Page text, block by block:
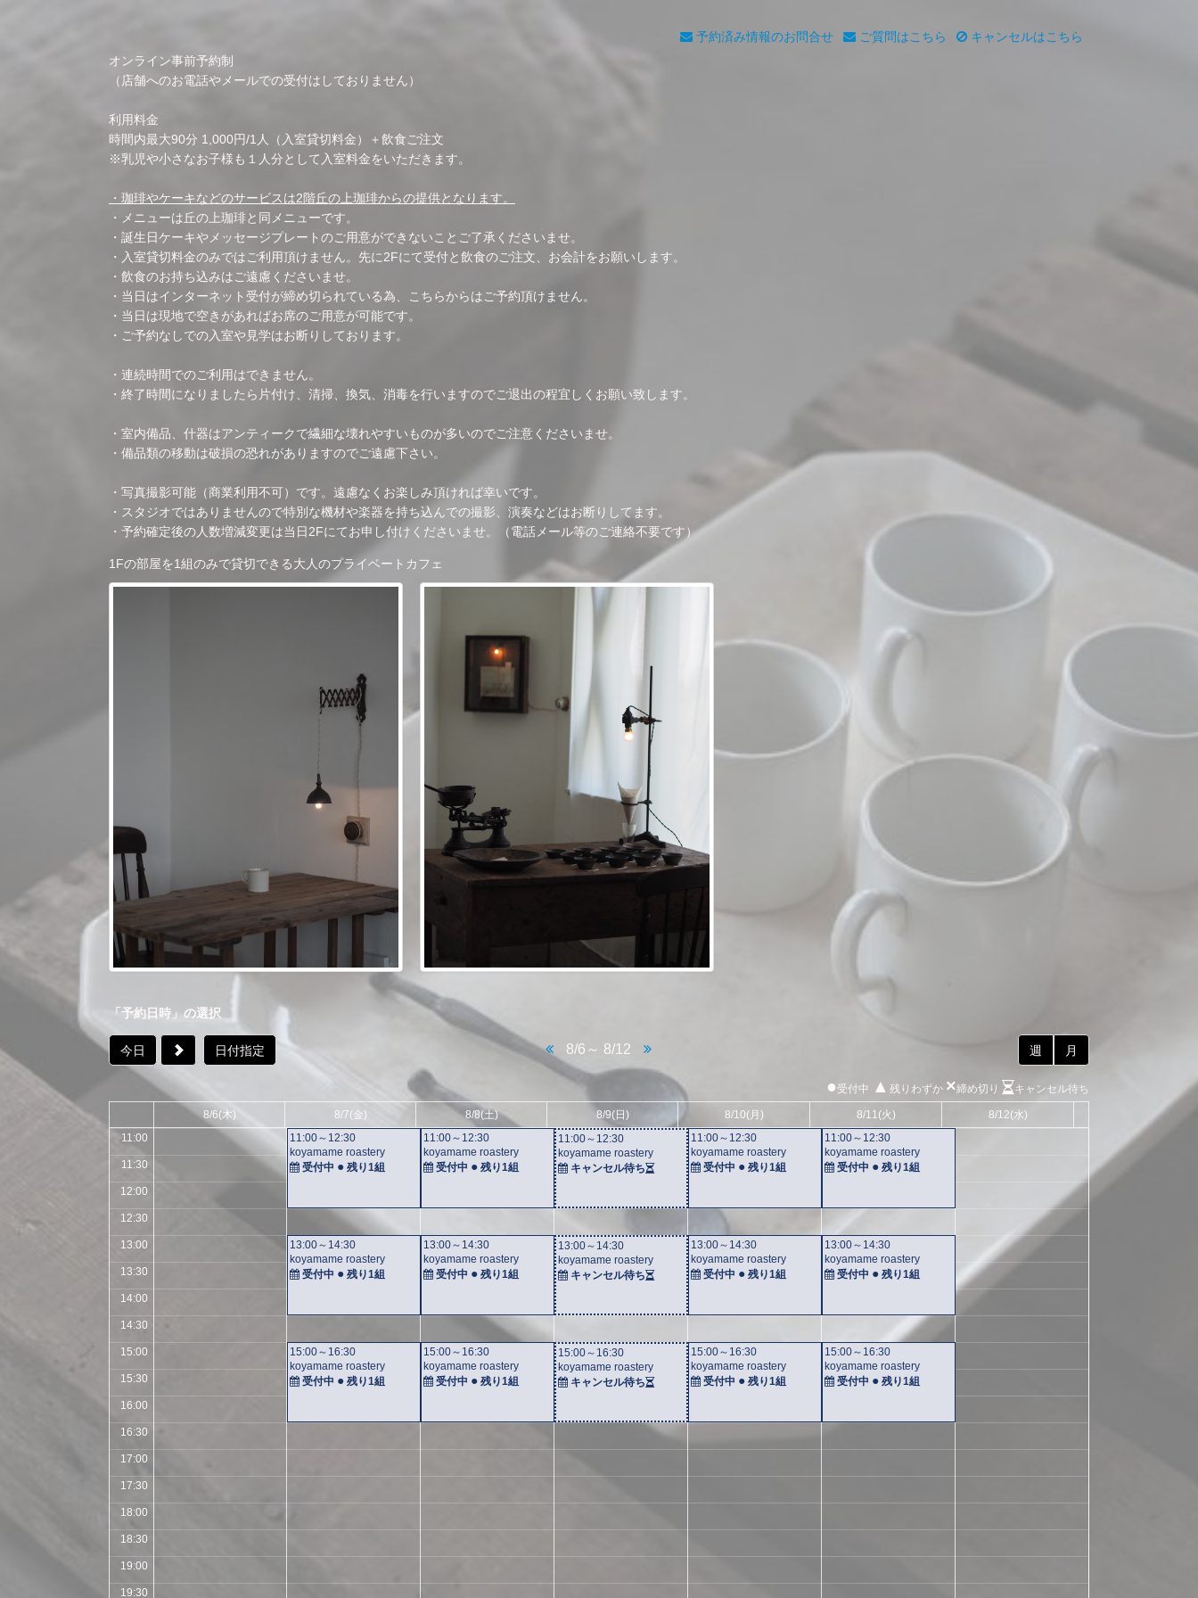
予約済み情報のお問合せ ご質問はこちら
キャンセルはこちら
オンライン事前予約制
（店舗へのお電話やメールでの受付はしておりません）
利用料金
時間内最大90分 1,000円/1人（入室貸切料金）＋飲食ご注文
※乳児や小さなお子様も１人分として入室料金をいただきます。
・珈琲やケーキなどのサービスは2階丘の上珈琲からの提供となります。
・メニューは丘の上珈琲と同メニューです。
・誕生日ケーキやメッセージプレートのご用意ができないことご了承くださいませ。
・入室貸切料金のみではご利用頂けません。先に2Fにて受付と飲食のご注文、お会計をお願いします。
・飲食のお持ち込みはご遠慮くださいませ。
・当日はインターネット受付が締め切られている為、こちらからはご予約頂けません。
・当日は現地で空きがあればお席のご用意が可能です。
・ご予約なしでの入室や見学はお断りしております。
・連続時間でのご利用はできません。
・終了時間になりましたら片付け、清掃、換気、消毒を行いますのでご退出の程宜しくお願い致します。
・室内備品、什器はアンティークで繊細な壊れやすいものが多いのでご注意くださいませ。
・備品類の移動は破損の恐れがありますのでご遠慮下さい。
・写真撮影可能（商業利用不可）です。遠慮なくお楽しみ頂ければ幸いです。
・スタジオではありませんので特別な機材や楽器を持ち込んでの撮影、演奏などはお断りしてます。
・予約確定後の人数増減変更は当日2Fにてお申し付けくださいませ。（電話メール等のご連絡不要です）
1Fの部屋を1組のみで貸切できる大人のプライベートカフェ
「予約日時」の選択
今日 日付指定 8/6～ 8/12 週 月
● 受付中 ▲ 残りわずか ×締め切り キャンセル待ち
8/6(木) 8/7(金) 8/8(土) 8/9(日) 8/10(月) 8/11(火) 8/12(水)
05:30
06:00
06:30
07:00
07:30
08:30
09:30
11:00
11:30
12:00
12:30
13:00
13:30
14:00
14:30
15:00
15:30
16:00
16:30
17:00
17:30
18:00
18:30
19:00
19:30
11:00～12:30
koyamame roastery
受付中 ● 残り1組
13:00～14:30
koyamame roastery
受付中 ● 残り1組
15:00～16:30
koyamame roastery
受付中 ● 残り1組
11:00～12:30
koyamame roastery
受付中 ● 残り1組
13:00～14:30
koyamame roastery
受付中 ● 残り1組
15:00～16:30
koyamame roastery
受付中 ● 残り1組
11:00～12:30
koyamame roastery
キャンセル待ち
13:00～14:30
koyamame roastery
キャンセル待ち
15:00～16:30
koyamame roastery
キャンセル待ち
11:00～12:30
koyamame roastery
受付中 ● 残り1組
13:00～14:30
koyamame roastery
受付中 ● 残り1組
15:00～16:30
koyamame roastery
受付中 ● 残り1組
11:00～12:30
koyamame roastery
受付中 ● 残り1組
13:00～14:30
koyamame roastery
受付中 ● 残り1組
15:00～16:30
koyamame roastery
受付中 ● 残り1組